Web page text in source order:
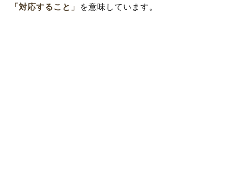
「対応すること」
を意味しています。